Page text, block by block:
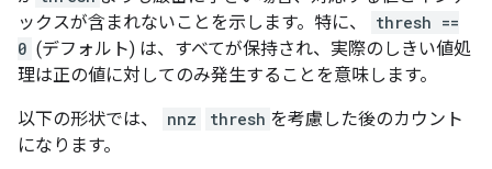
ックスが含まれないことを示します。特に、
thresh ==
0 (デフォルト) は、すべてが保持され、実際のしきい値処
理は正の値に対してのみ発生することを意味します。
以下の形状では、 nnz thresh を考慮した後のカウント
になります。